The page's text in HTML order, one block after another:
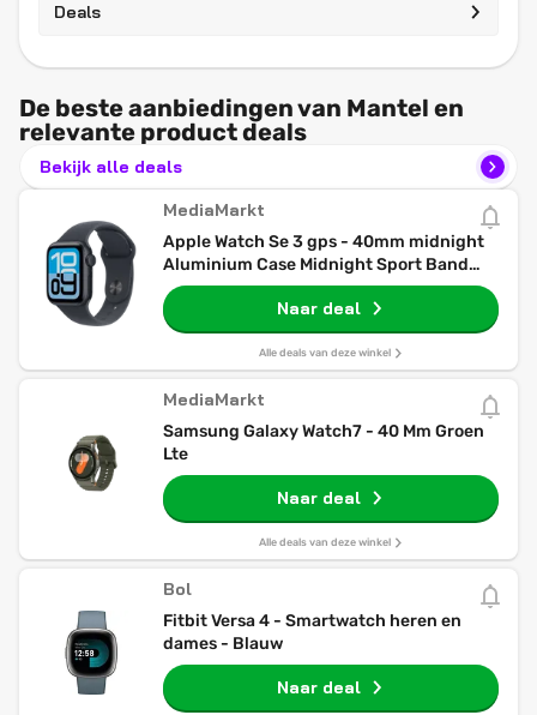
Deals
De beste aanbiedingen van Mantel en
relevante product deals
Bekijk alle deals
MediaMarkt
Apple Watch Se 3 gps - 40mm midnight
Aluminium Case Midnight Sport Band
S/m Smartwatch
Naar deal
Alle deals van deze winkel
MediaMarkt
Samsung Galaxy Watch7 - 40 Mm Groen
Lte
Naar deal
Alle deals van deze winkel
Bol
Fitbit Versa 4 - Smartwatch heren en
dames - Blauw
Naar deal